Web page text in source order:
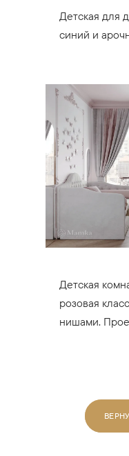
Детская для
синий и
Детская
розовая
нишами.